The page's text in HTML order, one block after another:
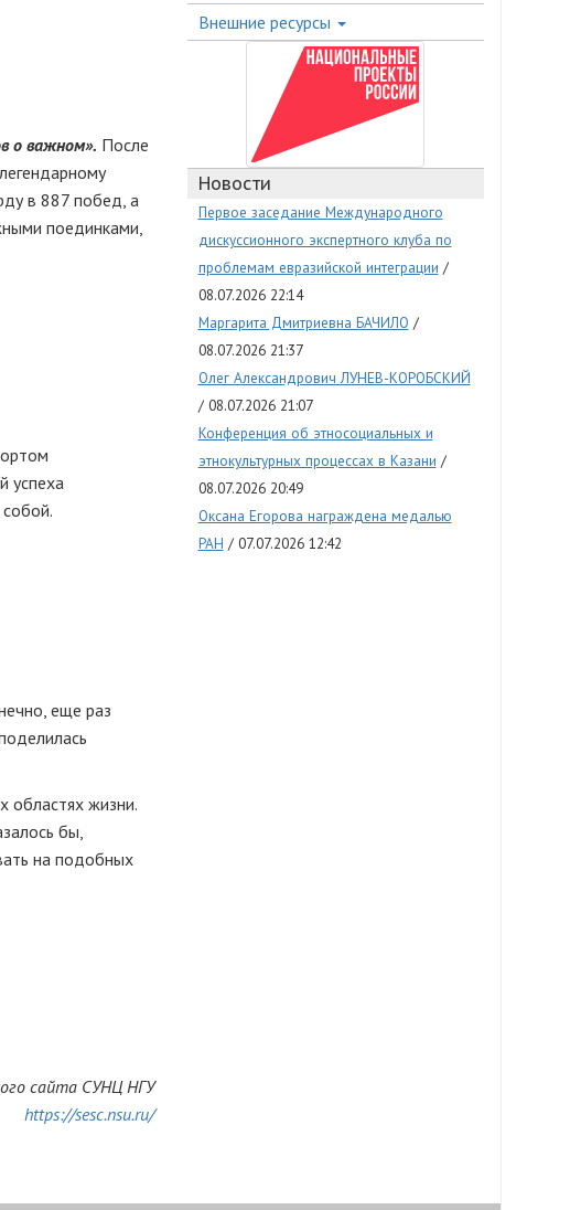
о важном». После
в 887 побед, а
поединками,
успеха
еще раз
областях жизни.
бы,
на подобных
сайта СУНЦ НГУ
https://sesc.nsu.ru/
Внешние ресурсы
Новости
Первое заседание Международного
дискуссионного экспертного клуба по
проблемам евразийской интеграции
08.07.2026 22:14
Маргарита Дмитриевна БАЧИЛО
08.07.2026 21:37
Олег Александрович ЛУНЕВ-КОРОБСКИЙ
08.07.2026 21:07
Конференция об этносоциальных и
этнокультурных процессах в Казани
08.07.2026 20:49
Оксана Егорова награждена медалью
РАН
07.07.2026 12:42